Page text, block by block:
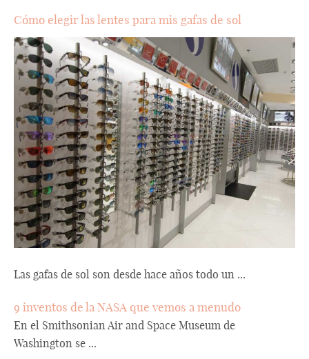
Cómo elegir las lentes para mis gafas de sol
Las gafas de sol son desde hace años todo un ...
9 inventos de la NASA que vemos a menudo
En el Smithsonian Air and Space Museum de
Washington se ...